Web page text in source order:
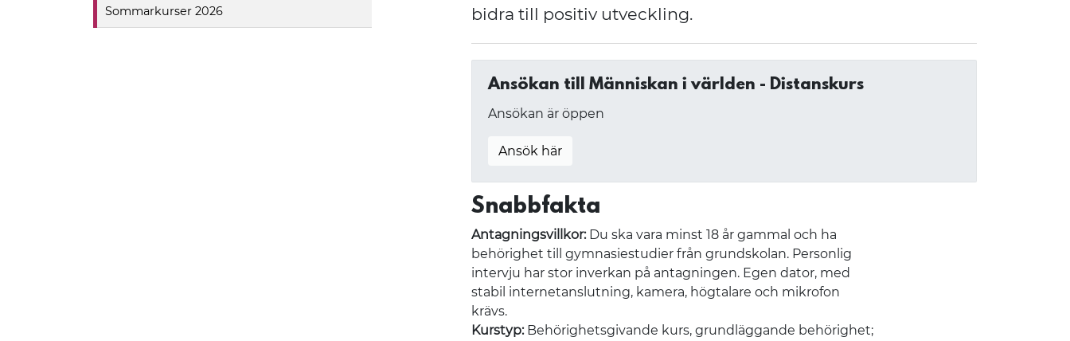
Sommarkurser 2026
bidra till positiv utveckling.
Ansökan till Människan i världen - Distanskurs
Ansökan är öppen
Ansök här
Snabbfakta
Antagningsvillkor:Du ska vara minst 18 år gammal och ha
behörighet till gymnasiestudier från grundskolan. Personlig
intervju har stor inverkan på antagningen. Egen dator, med
stabil internetanslutning, kamera, högtalare och mikrofon
krävs.
Kurstyp:Behörighetsgivande kurs, grundläggande behörighet;